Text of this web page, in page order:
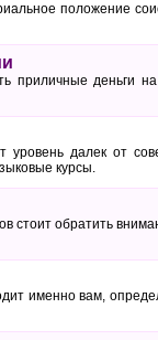
положение
приличные деньги
уровень далек от
курсы.
стоит обратить
именно вам,